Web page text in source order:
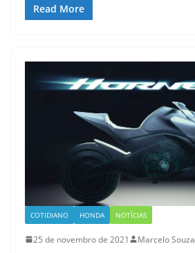
Read More
COTIDIANO HONDA NOTÍCIAS
25 de novembro de 2021 Marcelo Souza